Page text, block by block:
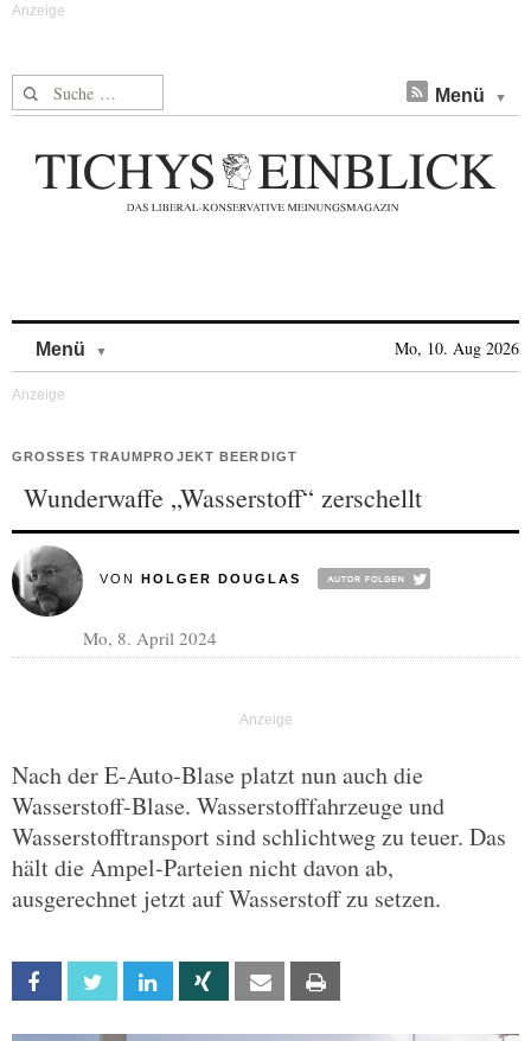
Suche nach: Menü
Menü Mo, 10. Aug 2026
GROSSES TRAUMPROJEKT BEERDIGT
Wunderwaffe „Wasserstoff“ zerschellt
VON HOLGER DOUGLAS
Mo, 8. April 2024
Nach der E-Auto-Blase platzt nun auch die
Wasserstoff-Blase. Wasserstofffahrzeuge und
Wasserstofftransport sind schlichtweg zu teuer. Das
hält die Ampel-Parteien nicht davon ab,
ausgerechnet jetzt auf Wasserstoff zu setzen.
Facebook Twitter Linkedin Xing Email